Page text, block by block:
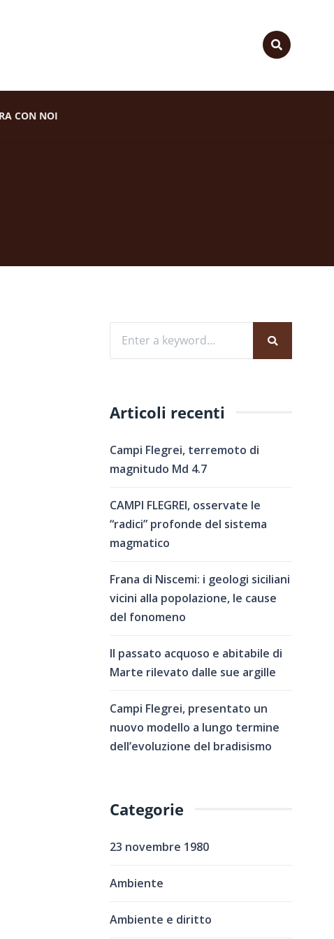
CON NOI
Articoli recenti
Campi Flegrei, terremoto di
magnitudo Md 4.7
CAMPI FLEGREI, osservate le
“radici” profonde del sistema
magmatico
Frana di Niscemi: i geologi siciliani
vicini alla popolazione, le cause
del fonomeno
Il passato acquoso e abitabile di
Marte rilevato dalle sue argille
Campi Flegrei, presentato un
nuovo modello a lungo termine
dell’evoluzione del bradisismo
Categorie
23 novembre 1980
Ambiente
Ambiente e diritto